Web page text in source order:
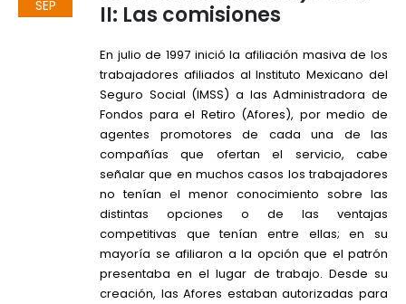
SEP
II: Las comisiones
En julio de 1997 inició la afiliación masiva de los
trabajadores afiliados al Instituto Mexicano del
Seguro Social (IMSS) a las Administradora de
Fondos para el Retiro (Afores), por medio de
agentes promotores de cada una de las
compañías que ofertan el servicio, cabe
señalar que en muchos casos los trabajadores
no tenían el menor conocimiento sobre las
distintas opciones o de las ventajas
competitivas que tenían entre ellas; en su
mayoría se afiliaron a la opción que el patrón
presentaba en el lugar de trabajo. Desde su
creación, las Afores estaban autorizadas para